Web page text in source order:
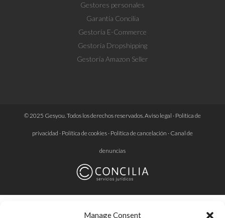
Manage Consent
Gestores personales
Garantía Concilia
Gestoría E-Commerce
Gestoría Dropshipping
Gestoría Amazon Seller
© 2025 Gesyou. Todos los derechos reservados.Aviso legal · Política de
privacidad · Política de cookies· Política de cancelación · Canal de
denuncias